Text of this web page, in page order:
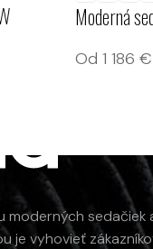
Moderná
Od 1 186 €
moderných sedačiek
je vyhovieť